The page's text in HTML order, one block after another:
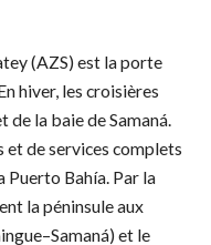
(AZS) est la porte
hiver, les croisières
de la baie de Samaná.
et de services complets
Puerto Bahía. Par la
la péninsule aux
et le